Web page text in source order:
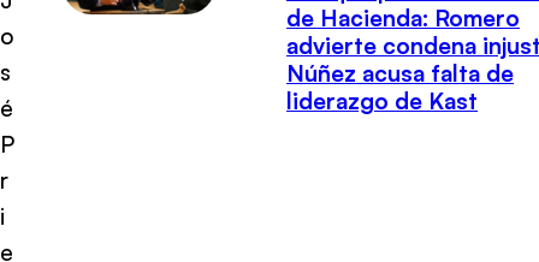
o
s
é
P
r
i
e
de Hacienda: Romero
advierte condena
Núñez acusa falta de
liderazgo de Kast